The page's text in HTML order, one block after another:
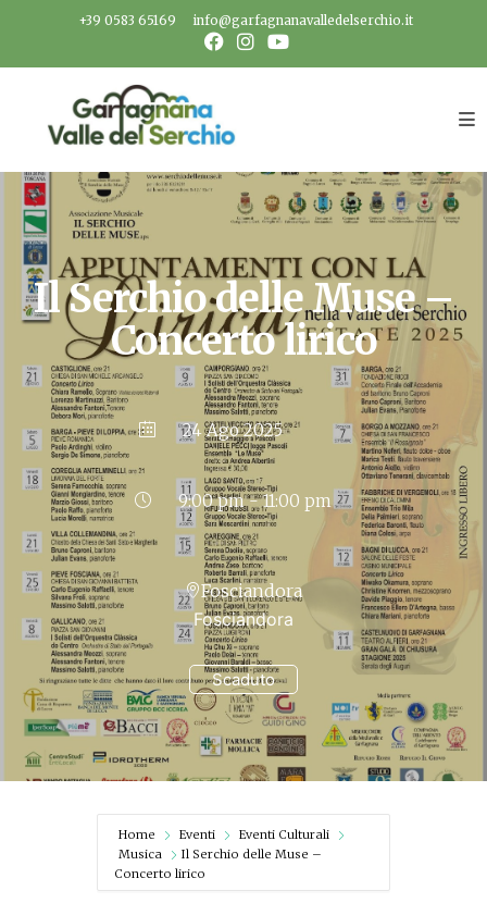
+39 0583 65169 info@garfagnanavalledelserchio.it
Il Serchio delle Muse –
Concerto lirico
24 Ago 2025
Scaduto
9:00 pm - 11:00 pm
Fosciandora
Fosciandora
Home Eventi
Eventi Culturali
Musica
Il Serchio delle Muse –
Concerto lirico